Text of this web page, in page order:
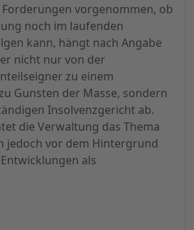
vorgenommen, ob
noch im laufenden
kann, hängt nach Angabe
nicht nur von der
zu einem
Gunsten der Masse, sondern
Insolvenzgericht ab.
die Verwaltung das Thema
jedoch vor dem Hintergrund
als